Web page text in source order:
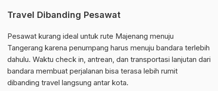
Travel Dibanding Pesawat
Pesawat kurang ideal untuk rute Majenang menuju
Tangerang karena penumpang harus menuju bandara terlebih
dahulu. Waktu check in, antrean, dan transportasi lanjutan dari
bandara membuat perjalanan bisa terasa lebih rumit
dibanding travel langsung antar kota.